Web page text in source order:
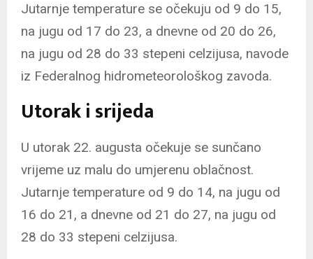
Jutarnje temperature se očekuju od 9 do 15,
na jugu od 17 do 23, a dnevne od 20 do 26,
na jugu od 28 do 33 stepeni celzijusa, navode
iz Federalnog hidrometeorološkog zavoda.
Utorak i srijeda
U utorak 22. augusta očekuje se sunčano
vrijeme uz malu do umjerenu oblačnost.
Jutarnje temperature od 9 do 14, na jugu od
16 do 21, a dnevne od 21 do 27, na jugu od
28 do 33 stepeni celzijusa.